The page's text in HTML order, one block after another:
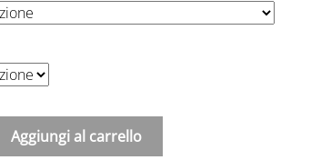
Aggiungi al carrello